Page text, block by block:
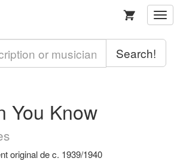
Search!
You Know
original de c. 1939/1940